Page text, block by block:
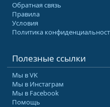
Обратная связь
Правила
Условия
Политика
Полезные ссылки
Мы в VK
Мы в Инстаграм
Мы в Facebook
Помощь